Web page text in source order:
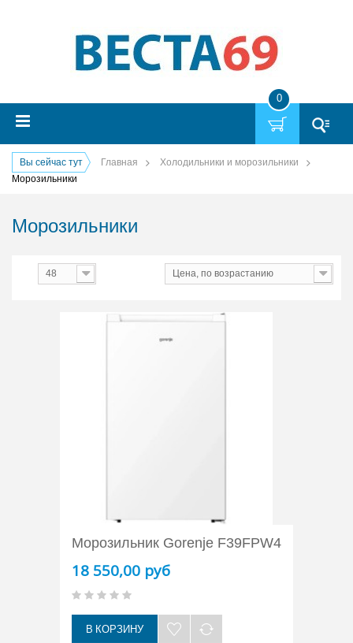
0
Вы сейчас тут Главная
Холодильники и морозильники
Морозильники
Морозильники
Цена, по возрастанию
48
Морозильник Gorenje F39FPW4
18 550,00 руб
В КОРЗИНУ